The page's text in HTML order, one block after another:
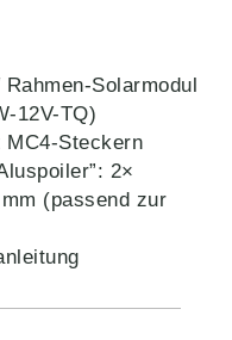
Solarmodul
12V-TQ)
MC4-Steckern
2×
(passend zur